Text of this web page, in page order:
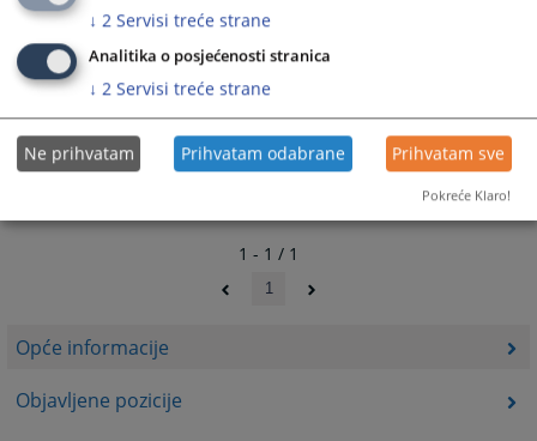
Opće informacije
Objavljene pozicije
2542PREGLEDA
1 - 1 / 1
1
↓ 2 Servisi treće strane
Analitika o posjećenosti stranica
↓ 2 Servisi treće strane
Ne prihvatam Prihvatam odabrane Prihvatam sve
Pokreće Klaro!